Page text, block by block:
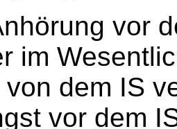
vor
im
dem IS
vor dem